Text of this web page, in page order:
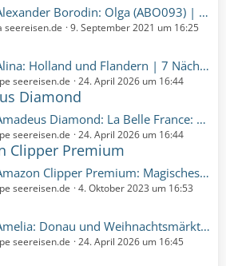
Olga (ABO093) | 18 Nächte | 01.10.2022 bis 19.10.2022 (Samstag, 1. Oktober 2022, 00:00 - Mittwoch, 19. Oktober 2022, 00:00)
seereisen.de 9. September 2021 um 16:25
und Flandern | 7 Nächte | 23.10.2027 bis 30.10.2027 (Samstag, 23. Oktober 2027, 00:00 – Samstag, 30. Oktober 2027, 00:00)
seereisen.de 24. April 2026 um 16:44
Diamond
La Belle France: Paris & Normandie | 7 Nächte | 06.10.2027 bis 13.10.2027 (Mittwoch, 6. Oktober 2027, 00:00 – Mittwoch, 13. Oktober 2027, 00:00)
seereisen.de 24. April 2026 um 16:44
Clipper Premium
Magisches Amazonien (CLI139) | 8 Nächte | 28.10.2024 bis 05.11.2024 (Montag, 28. Oktober 2024, 00:00-Dienstag, 5. November 2024, 00:00)
seereisen.de 4. Oktober 2023 um 16:53
und Weihnachtsmärkte | 7 Nächte | 04.12.2027 bis 11.12.2027 (Samstag, 4. Dezember 2027, 00:00 – Samstag, 11. Dezember 2027, 00:00)
seereisen.de 24. April 2026 um 16:45